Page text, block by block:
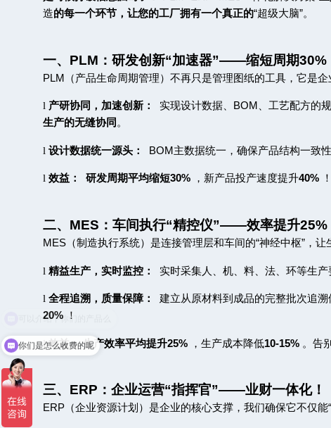
造的每一个环节，让您的工厂拥有一个真正的“超级大脑”。
一、 PLM ：研发创新“加速器”——缩短周期30%
PLM （产品生命周期管理）不再只是管理图纸的工具，它是企
l 产研协同，加速创新： 实现设计数据、 BOM 、工艺配方的
生产的无缝协同 。
l 设计数据统一源头： BOM 主数据统一，确保产品结构一致
l 效益： 研发周期平均缩短30% ，新产品投产速度提升40%
二、 MES ：车间执行“精控仪”——效率提升25%
MES（制造执行系统）是连接管理层和车间的“神经中枢”，让
l 精益生产，实时监控： 实时采集人、机、料、法、环等生
l 全程追溯，质量保障：
建立从原材料到成品的完整批次追
20%
！
l 效益： 生产效率平均提升25% ，生产成本降低10-15% 。告别
三、 ERP ：企业运营“指挥官”——业财一体化！
ERP（企业资源计划）是企业的核心支撑，我们确保它不仅能“
你们是怎么收费的呢